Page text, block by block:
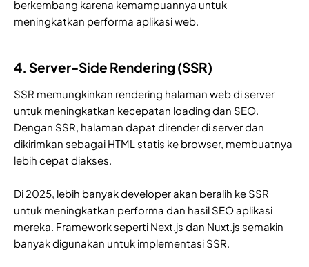
berkembang karena kemampuannya untuk
meningkatkan performa aplikasi web.
4. Server-Side Rendering (SSR)
SSR memungkinkan rendering halaman web di server
untuk meningkatkan kecepatan loading dan SEO.
Dengan SSR, halaman dapat dirender di server dan
dikirimkan sebagai HTML statis ke browser, membuatnya
lebih cepat diakses.
Di 2025, lebih banyak developer akan beralih ke SSR
untuk meningkatkan performa dan hasil SEO aplikasi
mereka. Framework seperti Next.js dan Nuxt.js semakin
banyak digunakan untuk implementasi SSR.